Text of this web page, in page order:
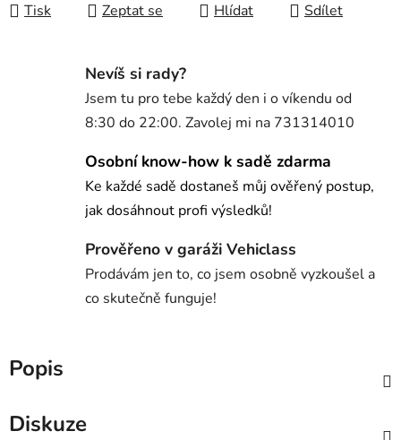
Tisk Zeptat se Hlídat Sdílet
Nevíš si rady?
Jsem tu pro tebe každý den i o víkendu od
8:30 do 22:00. Zavolej mi na 731314010
Osobní know-how k sadě zdarma
Ke každé sadě dostaneš můj ověřený postup,
jak dosáhnout profi výsledků!
Prověřeno v garáži Vehiclass
Prodávám jen to, co jsem osobně vyzkoušel a
co skutečně funguje!
Popis
Diskuze